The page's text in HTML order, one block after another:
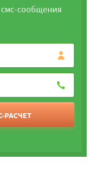
смс-сообщения
РАСЧЕТ